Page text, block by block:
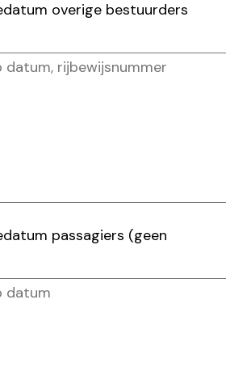
overige bestuurders
passagiers (geen